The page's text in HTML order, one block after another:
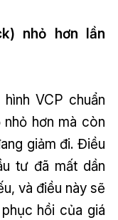
nhỏ hơn lần
VCP chuẩn
hơn mà còn
giảm đi. Điều
tư đã mất dần
và điều này sẽ
hồi của giá